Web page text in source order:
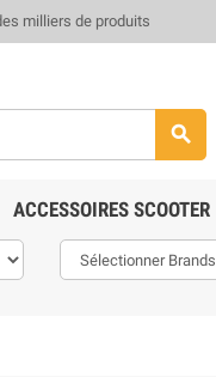
milliers de produits
search
ACCESSOIRES SCOOTER